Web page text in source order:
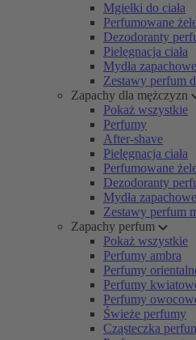
Mgiełki do ciała
Perfumowane
Dezodoranty
Pielęgnacja ciała
Mydła zapachowe
Zestawy perfum
Zapachy dla mężczyzn
Pokaż wszystkie
Perfumy
After-shave
Pielęgnacja ciała
Perfumowane
Dezodoranty
Mydła zapachowe
Zestawy perfum
Zapachy perfum
Pokaż wszystkie
Perfumy ambra
Perfumy
Perfumy
Perfumy
Świeże perfumy
Cząsteczka